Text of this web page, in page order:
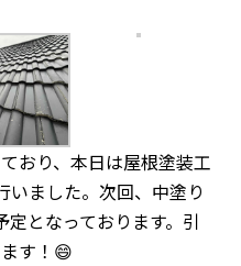
おり、本日は屋根塗装工
いました。次回、中塗り
定となっております。引
す！😄